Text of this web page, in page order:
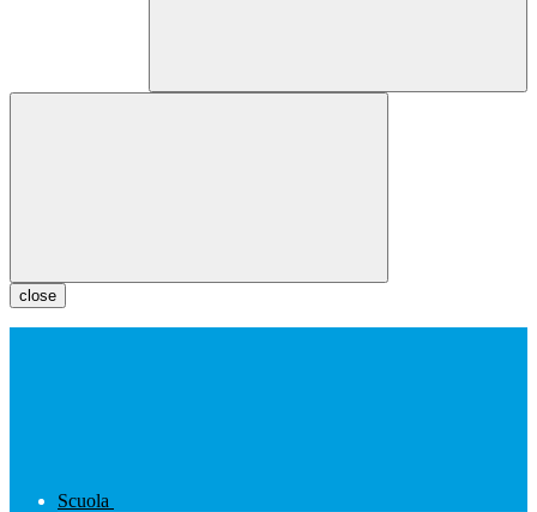
close
Scuola